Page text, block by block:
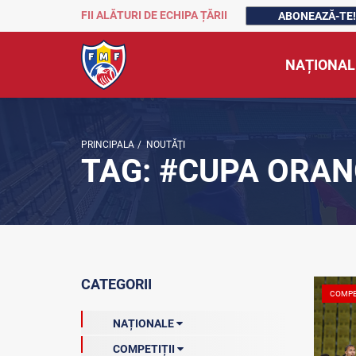
FII ALĂTURI DE ECHIPA ȚĂRII ABONEAZĂ-TE!
PRINCIPALA / NOUTĂŢI
TAG: #CUPA
CATEGORII
NAȚIONALE
COMPETIȚII